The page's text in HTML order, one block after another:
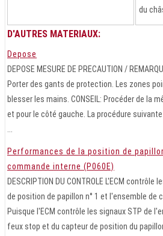
du
D'AUTRES MATERIAUX:
Depose
DEPOSE MESURE DE PRECAUTION /
Porter des gants de protection. Les zones
blesser les mains. CONSEIL: Procéder de la
et pour le côté gauche. La procédure
Performances de la position de
commande interne (P060E)
DESCRIPTION DU CONTROLE L'ECM
de position de papillon n° 1 et l'ensemble de
Puisque l'ECM contrôle les signaux STP de
feux stop et du capteur de position du